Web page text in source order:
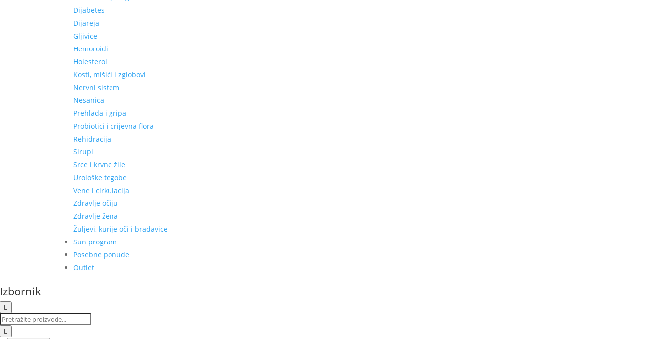
Dijabetes
Dijareja
Gljivice
Hemoroidi
Holesterol
Kosti, mišići i zglobovi
Nervni sistem
Nesanica
Prehlada i gripa
Probiotici i crijevna flora
Rehidracija
Sirupi
Srce i krvne žile
Urološke tegobe
Vene i cirkulacija
Zdravlje očiju
Zdravlje žena
Žuljevi, kurije oči i bradavice
Sun program
Posebne ponude
Outlet
Izbornik